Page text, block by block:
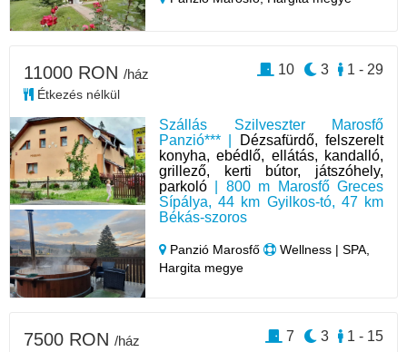
Szállás Szilveszter Marosfő
Panzió*** |
Dézsafürdő, felszerelt
konyha, ebédlő, ellátás, kandalló,
grillező, kerti bútor, játszóhely,
parkoló | 800 m Marosfő Greces
Sípálya, 44 km Gyilkos-tó, 47 km
Békás-szoros
Panzió Marosfő
Wellness | SPA,
Hargita megye
11000 RON /ház
Étkezés nélkül
1 - 29
3
10
7500 RON /ház 1 - 15
3
7